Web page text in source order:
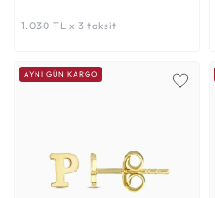
1.030 TL x 3 taksit
AYNI GÜN KARGO